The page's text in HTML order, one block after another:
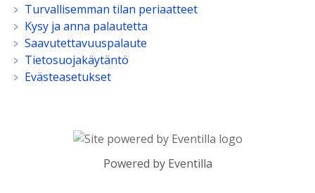
﹥ Turvallisemman tilan periaatteet
﹥ Kysy ja anna palautetta
﹥ Saavutettavuuspalaute
﹥ Tietosuojakäytäntö
﹥ Evästeasetukset
Powered by Eventilla